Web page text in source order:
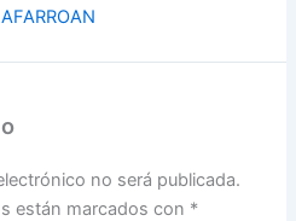
no será publicada.
están marcados con *